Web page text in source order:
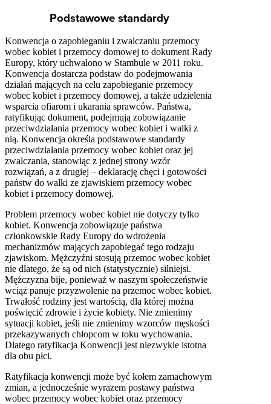
Podstawowe standardy
Konwencja o zapobieganiu i zwalczaniu przemocy
wobec kobiet i przemocy domowej to dokument Rady
Europy, który uchwalono w Stambule w 2011 roku.
Konwencja dostarcza podstaw do podejmowania
działań mających na celu zapobieganie przemocy
wobec kobiet i przemocy domowej, a także udzielenia
wsparcia ofiarom i ukarania sprawców. Państwa,
ratyfikując dokument, podejmują zobowiązanie
przeciwdziałania przemocy wobec kobiet i walki z
nią. Konwencja określa podstawowe standardy
przeciwdziałania przemocy wobec kobiet oraz jej
zwalczania, stanowiąc z jednej strony wzór
rozwiązań, a z drugiej – deklarację chęci i gotowości
państw do walki ze zjawiskiem przemocy wobec
kobiet i przemocy domowej.
Problem przemocy wobec kobiet nie dotyczy tylko
kobiet. Konwencja zobowiązuje państwa
członkowskie Rady Europy do wdrożenia
mechanizmów mających zapobiegać tego rodzaju
zjawiskom. Mężczyźni stosują przemoc wobec kobiet
nie dlatego, że są od nich (statystycznie) silniejsi.
Mężczyzna bije, ponieważ w naszym społeczeństwie
wciąż panuje przyzwolenie na przemoc wobec kobiet.
Trwałość rodziny jest wartością, dla której można
poświęcić zdrowie i życie kobiety. Nie zmienimy
sytuacji kobiet, jeśli nie zmienimy wzorców męskości
przekazywanych chłopcom w toku wychowania.
Dlatego ratyfikacja Konwencji jest niezwykle istotna
dla obu płci.
Ratyfikacja konwencji może być kołem zamachowym
zmian, a jednocześnie wyrazem postawy państwa
wobec przemocy wobec kobiet oraz przemocy